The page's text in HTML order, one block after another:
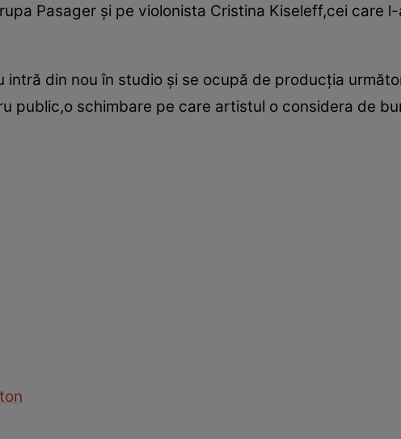
Pasager şi pe violonista Cristina Kiseleff,cei care
intră din nou în studio şi se ocupă de producţia
public,o schimbare pe care artistul o considera de